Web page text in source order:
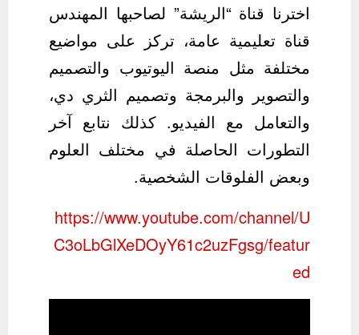
اخترنا قناة “الريشة” لصاحبها المهندس
قناة تعليمية عامة، تركز على مواضيع
مختلفة مثل منصة اليوتيوب والتصميم
والتصوير والبرمجة وتصميم الثري دي،
والتعامل مع الفيديو. كذلك نتابع آخر
التطورات الحاصلة في مختلف العلوم
وبعض الفلوقات الشخصية.
https://www.youtube.com/channel/U
C3oLbGlXeDOyY61c2uzFgsg/featur
ed